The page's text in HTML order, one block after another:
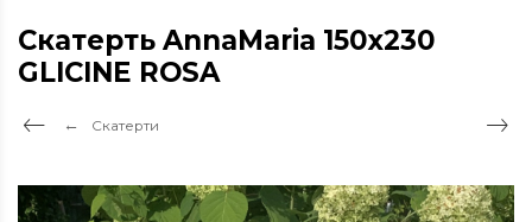
Скатерть AnnaMaria 150х230
GLICINE ROSA
Скатерти